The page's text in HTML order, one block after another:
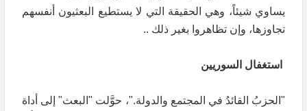
يساوي شيئاً، وهي الحقيقة التي لا يستطيع البعثيون أنفسهم
تجاوزها، وإن تظاهروا بغير ذلك ..
استغفال السوريين
"الحزبُ القائدُ في المجتمع والدولة."، حوَّلت "البعث" إلى أداة